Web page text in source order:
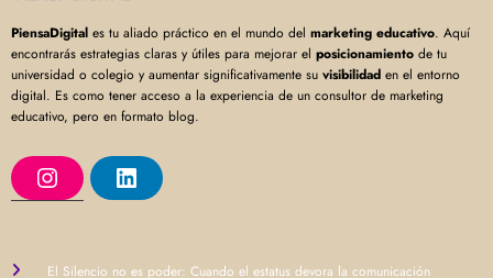
PiensaDigital es tu aliado práctico en el mundo del marketing educativo. Aquí
encontrarás estrategias claras y útiles para mejorar el posicionamiento de tu
universidad o colegio y aumentar significativamente su visibilidad en el entorno
digital. Es como tener acceso a la experiencia de un consultor de marketing
educativo, pero en formato blog.
I
n
r
L
i
I
El Silencio no es poder: Cuando el estatus devora la comunicación